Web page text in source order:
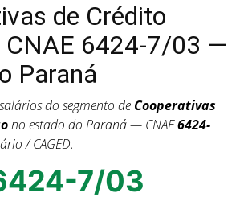
de Crédito
6424-7/03 —
Paraná
do segmento de Cooperativas
no estado do Paraná — CNAE6424-
/ CAGED.
7/03